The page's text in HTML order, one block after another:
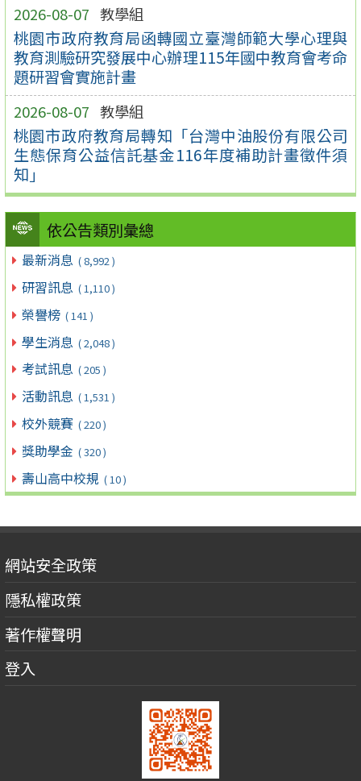
2026-08-07 教學組
桃園市政府教育局函轉國立臺灣師範大學心理與
教育測驗研究發展中心辦理115年國中教育會考命
題研習會實施計畫
2026-08-07 教學組
桃園市政府教育局轉知「台灣中油股份有限公司
生態保育公益信託基金116年度補助計畫徵件須
知」
依公告類別彙總
最新消息 ( 8,992 )
研習訊息 ( 1,110 )
榮譽榜 ( 141 )
學生消息 ( 2,048 )
考試訊息 ( 205 )
活動訊息 ( 1,531 )
校外競賽 ( 220 )
獎助學金 ( 320 )
壽山高中校規 ( 10 )
網站安全政策
隱私權政策
著作權聲明
登入